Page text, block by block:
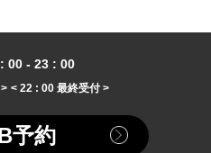
00 - 23 : 00
< 22 : 00 最終受付 >
予約